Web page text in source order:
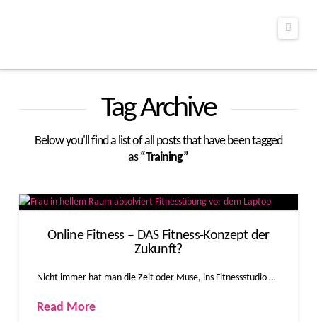
Tag Archive
Below you'll find a list of all posts that have been tagged
as“Training”
Online Fitness – DAS Fitness-Konzept der
Zukunft?
Nicht immer hat man die Zeit oder Muse, ins Fitnessstudio …
Read More